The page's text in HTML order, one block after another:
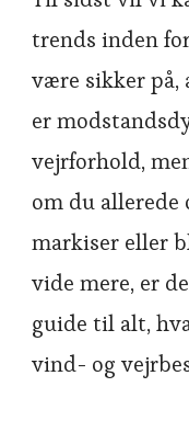
trends inden
være sikker
er
vejrforhold,
om du allerede
markiser eller
vide mere, er
guide til alt,
vind- og